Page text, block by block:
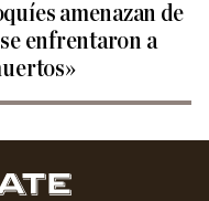
amenazan de
enfrentaron a